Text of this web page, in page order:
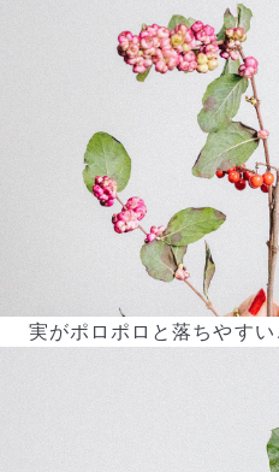
届いたお花に元気がなか
もし届いたお花に「枯れてい
不備があった場合は、些細な
までご連絡ください。ご返
実がポロポロと落ちやすい